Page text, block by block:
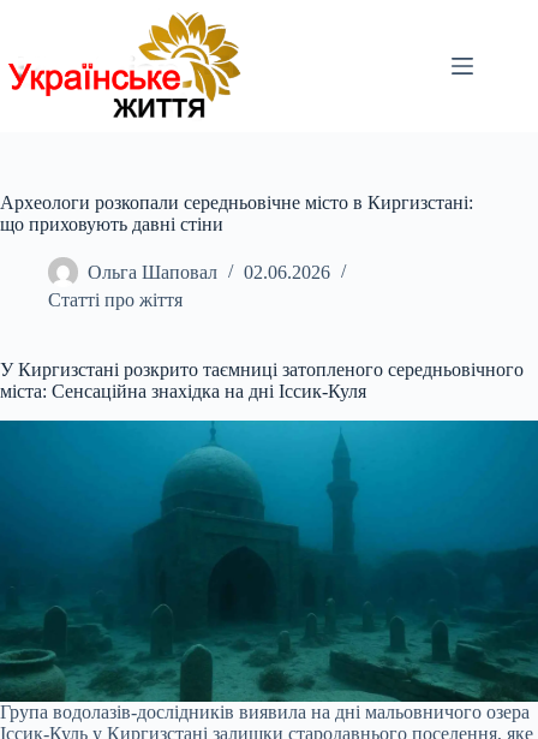
Археологи розкопали середньовічне місто в Киргизстані:
що приховують давні стіни
Ольга Шаповал
02.06.2026
Статті про жіття
У Киргизстані розкрито таємниці затопленого середньовічного
міста: Сенсаційна знахідка на дні Іссик-Куля
Група водолазів-дослідників виявила на дні мальовничого озера
Іссик-Куль у Киргизстані залишки стародавнього поселення, яке